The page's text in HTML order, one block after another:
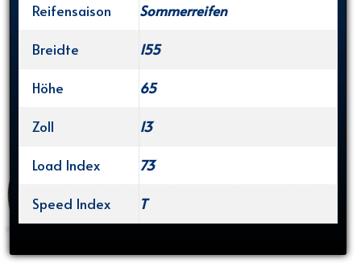
Reifensaison
Sommerreifen
Breidte
155
Höhe
65
Zoll
13
Load Index
73
Speed Index
T